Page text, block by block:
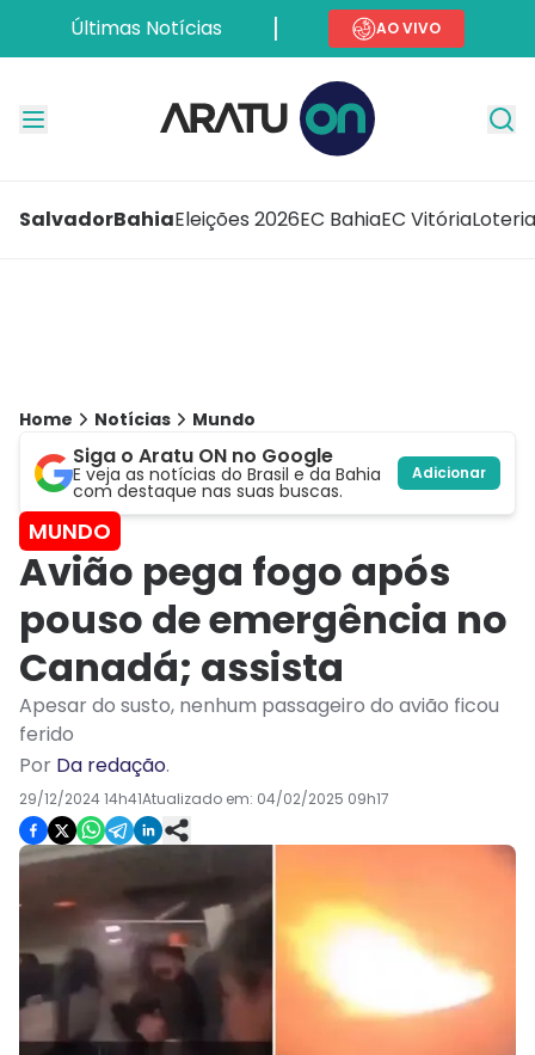
Últimas Notícias AO VIVO
SalvadorBahiaEleições 2026EC BahiaEC Vitória
Home Notícias Mundo
Siga o Aratu ON no Google
E veja as notícias do Brasil e da Bahia
com destaque nas suas buscas.
Adicionar
MUNDO
Avião pega fogo após
pouso de emergência no
Canadá; assista
Apesar do susto, nenhum passageiro do avião ficou
ferido
Por Da redação.
29/12/2024 14h41Atualizado em: 04/02/2025 09h17